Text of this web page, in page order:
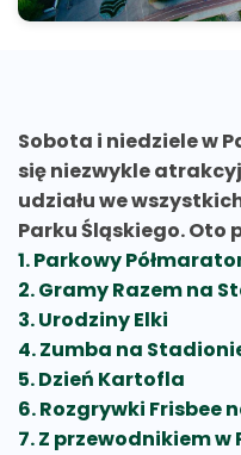
Sobota i niedziele w
się niezwykle
udziału we
Parku Śląskiego. Oto
1. Parkowy
2. Gramy Razem na
3. Urodziny Elki
4. Zumba na
5. Dzień Kartofla
6. Rozgrywki Frisbee
7. Z przewodnikiem w